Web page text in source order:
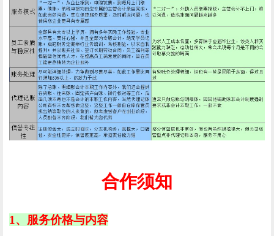
合作须知
1、服务价格与内容